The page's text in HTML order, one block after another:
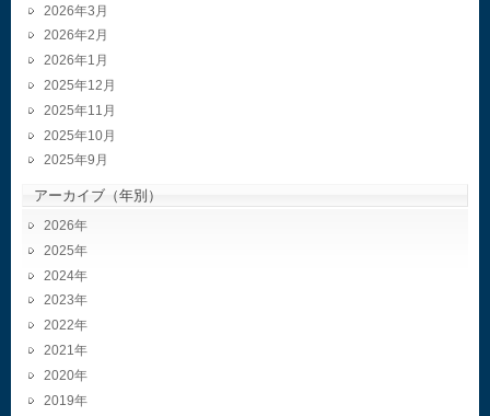
2026年3月
2026年2月
2026年1月
2025年12月
2025年11月
2025年10月
2025年9月
アーカイブ（年別）
2026
2025
2024
2023
2022
2021
2020
2019